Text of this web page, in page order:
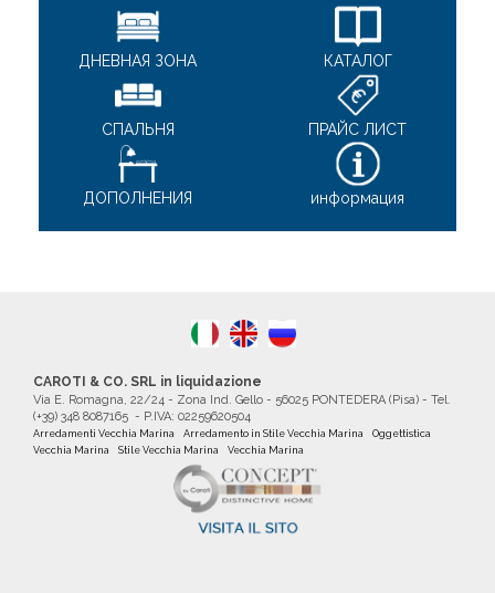
ДНЕВНАЯ ЗОНА
СПАЛЬНЯ
ДОПОЛHEHИЯ
КАТАЛОГ
ПРАЙС ЛИСТ
информация
CAROTI & CO. SRL in liquidazione
Via E. Romagna, 22/24 - Zona Ind. Gello - 56025 PONTEDERA (Pisa) - Tel.
(+39) 348 8087165 - P.IVA: 02259620504
Arredamenti Vecchia Marina Arredamento in Stile Vecchia Marina
Oggettistica
Vecchia Marina
Stile Vecchia Marina Vecchia Marina